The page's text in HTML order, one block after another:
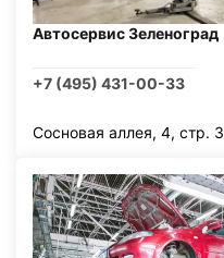
Автосервис Зеленоград
+7 (495) 431-00-33
Сосновая аллея, 4, стр. 3